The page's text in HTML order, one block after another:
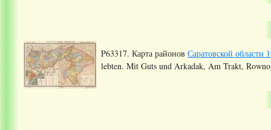
P63317. Карта районов Саратовской области
lebten. Mit Guts und Arkadak, Am Trakt,